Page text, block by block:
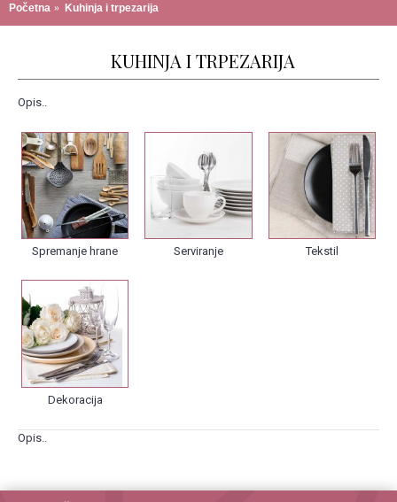
Početna Kuhinja i trpezarija
KUHINJA I TRPEZARIJA
Opis..
Spremanje hrane Serviranje Tekstil
Dekoracija
Opis..